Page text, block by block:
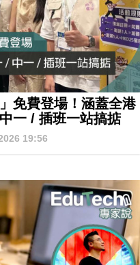
免費登場！涵蓋全港
一 / 插班一站搞掂
19:56